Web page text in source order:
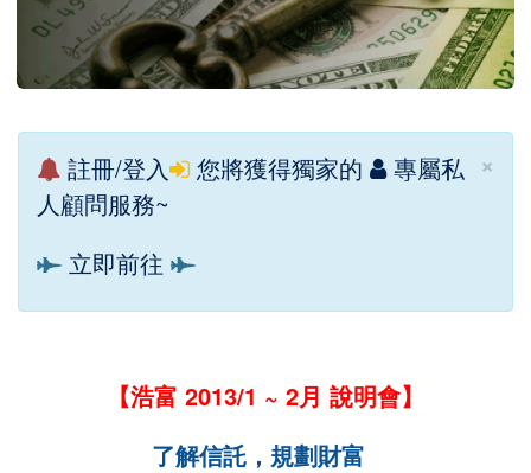
×
註冊/登入 您將獲得獨家的
專屬私
人顧問服務~
立即前往
【浩富 2013/1 ~ 2月 說明會】
了解信託，規劃財富